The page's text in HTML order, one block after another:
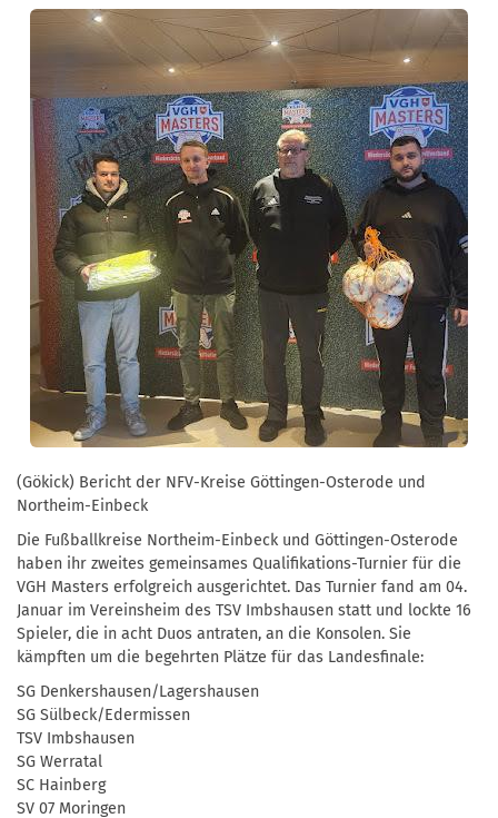
(Gökick) Bericht der NFV-Kreise Göttingen-Osterode und
Northeim-Einbeck
Die Fußballkreise Northeim-Einbeck und Göttingen-Osterode
haben ihr zweites gemeinsames Qualifikations-Turnier für die
VGH Masters erfolgreich ausgerichtet. Das Turnier fand am 04.
Januar im Vereinsheim des TSV Imbshausen statt und lockte 16
Spieler, die in acht Duos antraten, an die Konsolen. Sie
kämpften um die begehrten Plätze für das Landesfinale:
SG Denkershausen/Lagershausen
SG Sülbeck/Edermissen
TSV Imbshausen
SG Werratal
SC Hainberg
SV 07 Moringen